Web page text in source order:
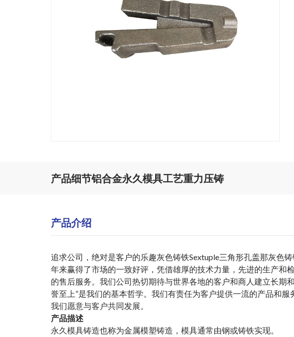
产品细节铝合金永久模具工艺重力压铸
产品介绍
追求公司，绝对是客户的乐趣灰色铸铁Sextuple三角形孔盖那灰色
年来赢得了市场的一致好评，凭借雄厚的技术力量，先进的生产和
的售后服务。我们公司热切期待与世界各地的客户和商人建立长期
誉至上”是我们的基本哲学。我们有责任为客户提供一流的产品和服
我们愿意与客户共同发展。
产品描述
永久模具铸造也称为金属模塑铸造，模具通常由钢或铸铁实现。